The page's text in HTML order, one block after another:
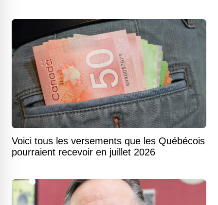
Voici tous les versements que les Québécois
pourraient recevoir en juillet 2026